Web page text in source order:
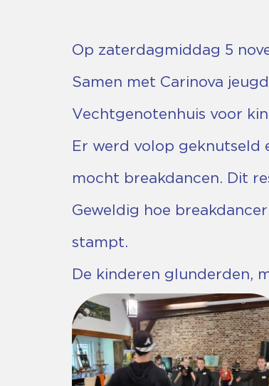
Op zaterdagmiddag 5
Samen met Carinova
Vechtgenotenhuis voor
Er werd volop geknutseld
mocht breakdancen. Dit
Geweldig hoe
stampt.
De kinderen glunderden,